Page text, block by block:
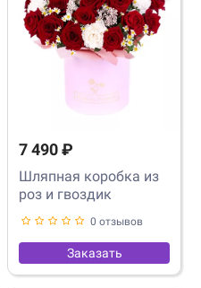
7 490 ₽
Шляпная коробка из
роз и гвоздик
0 отзывов
Заказать